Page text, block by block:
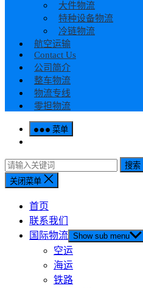
大件物流
特种设备物流
冷链物流
航空运输
Contact Us
公司简介
整车物流
物流专线
零担物流
菜单
搜索
关闭菜单
首页
联系我们
国际物流 Show sub menu
空运
海运
铁路